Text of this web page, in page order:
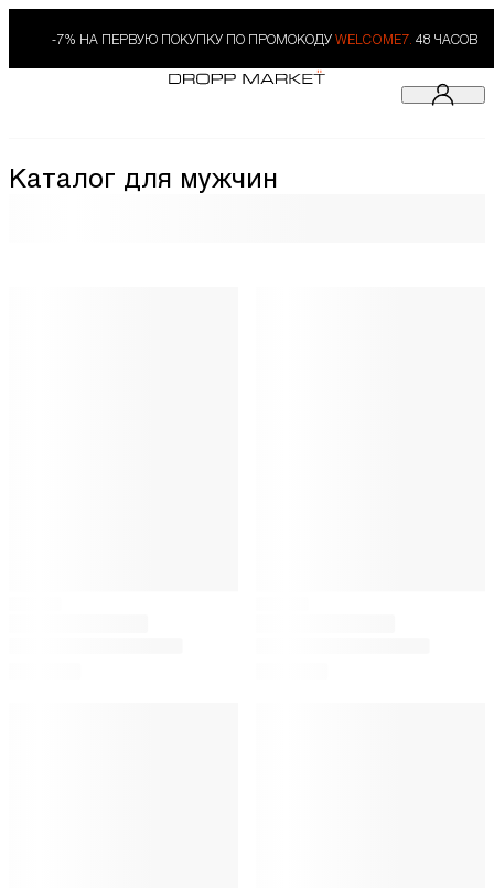
-7% НА ПЕРВУЮ ПОКУПКУ ПО ПРОМОКОДУ WELCOME7. 48 ЧАСОВ
Каталог для мужчин